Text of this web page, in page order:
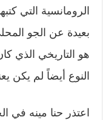
الرومانسية التي
بعيدة عن الجو
هو التاريخي الذي
النوع أيضاً لم يكن
اعتذر حنا مينه في